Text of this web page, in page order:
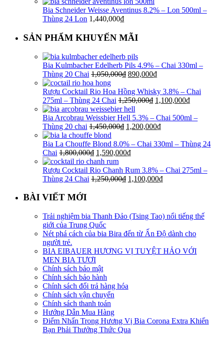
Bia Schneider Weisse Aventinus 8.2% – Lon 500ml –
Thùng 24 Lon 1,440,000₫
SẢN PHẨM KHUYẾN MÃI
Bia Kulmbacher Edelherb Pils 4.9% – Chai 330ml –
Thùng 20 Chai 1,050,000₫ 890,000₫
Rượu Cocktail Rio Hoa Hồng Whisky 3.8% – Chai
275ml – Thùng 24 Chai 1,250,000₫ 1,100,000₫
Bia Arcobrau Weissbier Hell 5.3% – Chai 500ml –
Thùng 20 chai 1,450,000₫ 1,200,000₫
Bia La Chouffe Blond 8.0% – Chai 330ml – Thùng 24
Chai 1,800,000₫ 1,590,000₫
Rượu Cocktail Rio Chanh Rum 3.8% – Chai 275ml –
Thùng 24 Chai 1,250,000₫ 1,100,000₫
BÀI VIẾT MỚI
Trải nghiệm bia Thanh Đảo (Tsing Tao) nổi tiếng thế
giới của Trung Quốc
Nét phá cách của bia Bira đến từ Ấn Độ dành cho
người trẻ.
BIA EIBAUER HƯƠNG VỊ TUYỆT HẢO VỚI
MEN BIA TƯƠI
Chính sách bảo mật
Chính sách bảo hành
Chính sách đổi trả hàng hóa
Chính sách vận chuyển
Chính sách thanh toán
Hướng Dẫn Mua Hàng
Điểm Nhấn Trong Hương Vị Bia Corona Extra Khiến
Bạn Phải Thưởng Thức Qua